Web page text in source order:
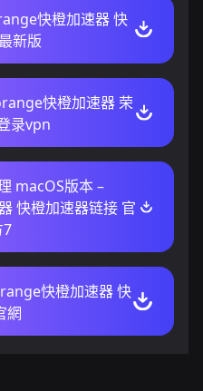
快橙加速器 快
新版
快橙加速器 荣
录vpn
macOS版本 –
快橙加速器链接 官
7
快橙加速器 快
網